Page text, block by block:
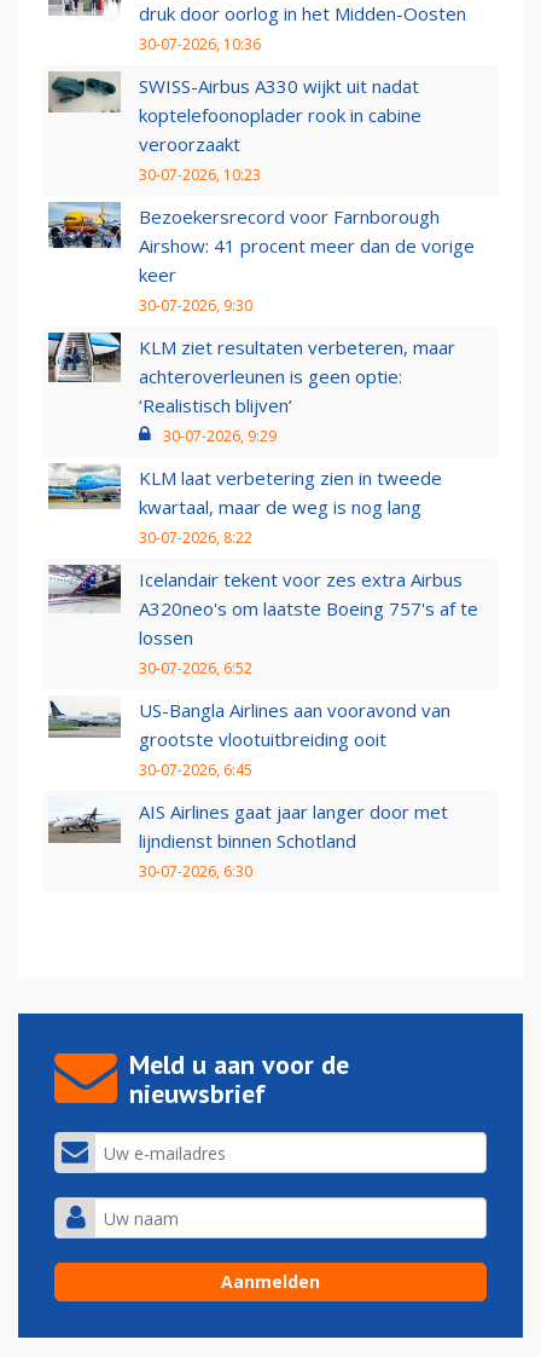
druk door oorlog in het Midden-Oosten
30-07-2026, 10:36
SWISS-Airbus A330 wijkt uit nadat
koptelefoonoplader rook in cabine
veroorzaakt
30-07-2026, 10:23
Bezoekersrecord voor Farnborough
Airshow: 41 procent meer dan de vorige
keer
30-07-2026, 9:30
KLM ziet resultaten verbeteren, maar
achteroverleunen is geen optie:
‘Realistisch blijven’
30-07-2026, 9:29
KLM laat verbetering zien in tweede
kwartaal, maar de weg is nog lang
30-07-2026, 8:22
Icelandair tekent voor zes extra Airbus
A320neo's om laatste Boeing 757's af te
lossen
30-07-2026, 6:52
US-Bangla Airlines aan vooravond van
grootste vlootuitbreiding ooit
30-07-2026, 6:45
AIS Airlines gaat jaar langer door met
lijndienst binnen Schotland
30-07-2026, 6:30
Meld u aan voor de
nieuwsbrief